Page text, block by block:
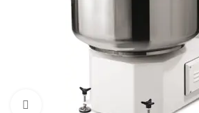
Klikk for større bilde